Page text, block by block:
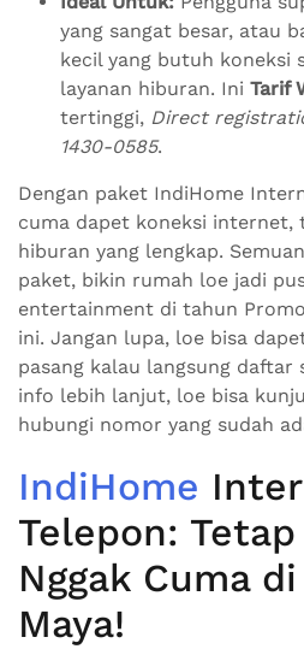
yang sangat besar, atau
kecil yang butuh koneksi
layanan hiburan. Ini Tarif
tertinggi, Direct
1430-0585.
Dengan paket IndiHome
cuma dapet koneksi internet,
hiburan yang lengkap.
paket, bikin rumah loe jadi
entertainment di tahun
ini. Jangan lupa, loe bisa
pasang kalau langsung daftar
info lebih lanjut, loe bisa
hubungi nomor yang sudah
IndiHome
Telepon:
Nggak Cuma
Maya!